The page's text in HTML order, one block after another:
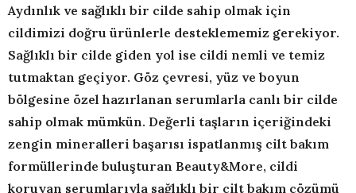
Aydınlık ve sağlıklı bir cilde sahip olmak için
cildimizi doğru ürünlerle desteklememiz gerekiyor.
Sağlıklı bir cilde giden yol ise cildi nemli ve temiz
tutmaktan geçiyor. Göz çevresi, yüz ve boyun
bölgesine özel hazırlanan serumlarla canlı bir cilde
sahip olmak mümkün. Değerli taşların içeriğindeki
zengin mineralleri başarısı ispatlanmış cilt bakım
formüllerinde buluşturan Beauty&More, cildi
koruyan serumlarıyla sağlıklı bir cilt bakım çözümü